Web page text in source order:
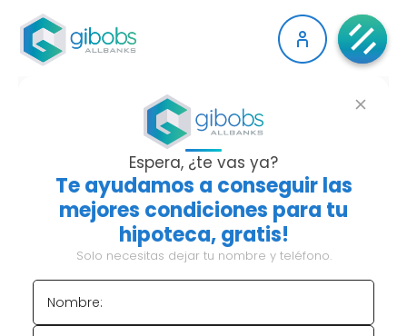
Espera, ¿te vas ya?
Te ayudamos a conseguir las
mejores condiciones para tu
hipoteca, gratis!
Solo necesitas dejar tu nombre y teléfono.
Nombre:
¿DÓNDE VIVE Y
CUÁNTO CUESTA LA
CASA DE SHAKIRA? ASÍ
ES SU MANSIÓN
Shakira no es solo una de las artistas más
escuchadas del mundo. También es una de las